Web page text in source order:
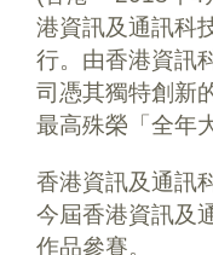
港資訊及通訊科
行。由香港資訊
司憑其獨特創新
最高殊榮「全年
香港資訊及通訊
今屆香港資訊及
作品參賽。